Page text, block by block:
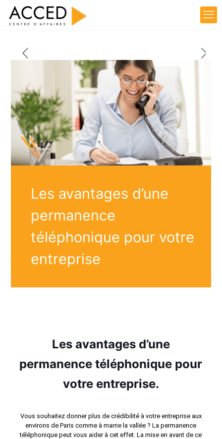
Les avantages d’une
permanence
téléphonique pour votre
entreprise
Les avantages d’une
permanence téléphonique pour
votre entreprise.
Vous souhaitez donner plus de crédibilité à votre entreprise aux
environs de Paris comme à marne la vallée ? La permanence
téléphonique peut vous aider à cet effet. La mise en avant de ce